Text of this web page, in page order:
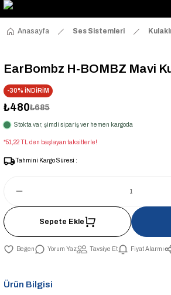
Anasayfa Ses Sistemleri
EarBombz H-BOMBZ Mavi
-30% İNDİRİM
₺480₺685
Stokta var, şimdi sipariş ver hemen kargoda
*51,22 TL den başlayan taksitlerle!
Tahmini Kargo Süresi :
Sepete Ekle
Yorum Yaz Tavsiye Et Fiyat Alarmı
Ürün Bilgisi